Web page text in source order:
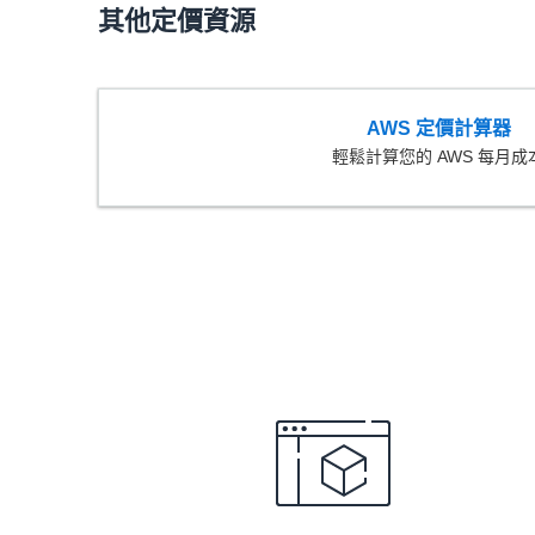
其他定價資源
AWS 定價計算器
輕鬆計算您的 AWS 每月成